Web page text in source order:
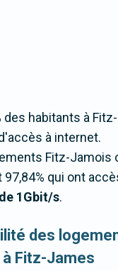
des habitants à
à internet.
Fitz-Jamois
qui ont
1Gbit/s.
des
Fitz-James